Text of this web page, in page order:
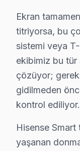
Avcılar'de
Avcılar'de
2009'dan bu
Avcılar için
Ekran
titriyorsa, bu
sistemi veya
ekibimiz bu tür
çözüyor;
gidilmeden
kontrol ediliyor.
Hisense
yaşanan